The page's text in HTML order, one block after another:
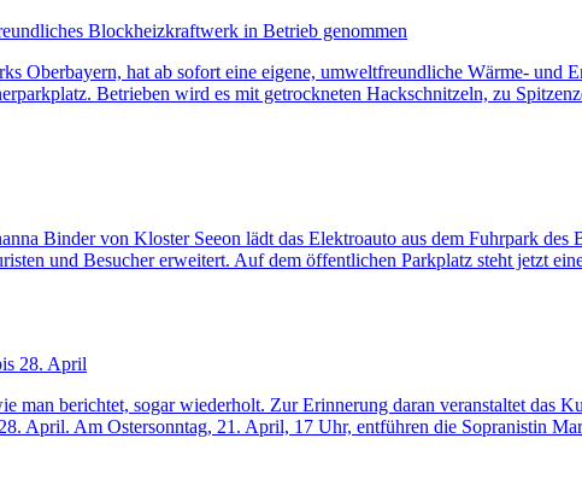
Blockheizkraftwerk in Betrieb genommen
Oberbayern, hat ab sofort eine eigene, umweltfreundliche Wärme-
Betrieben wird es mit getrockneten Hackschnitzeln, zu
Binder von Kloster Seeon lädt das Elektroauto aus dem Fuhrpark
und Besucher erweitert. Auf dem öffentlichen Parkplatz steht jetzt
28. April
man berichtet, sogar wiederholt. Zur Erinnerung daran veranstaltet das
April. Am Ostersonntag, 21. April, 17 Uhr, entführen die Sopranistin